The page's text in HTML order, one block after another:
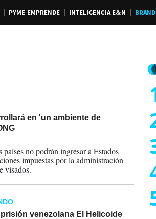
PYME-EMPRENDE INTELIGENCIA E&N
en 'un ambiente de
no podrán ingresar a Estados
impuestas por la administración
visados.
venezolana El Helicoide